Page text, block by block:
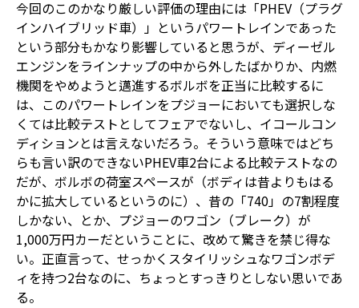
今回のこのかなり厳しい評価の理由には「PHEV（プラグ
インハイブリッド車）」というパワートレインであった
という部分もかなり影響していると思うが、ディーゼル
エンジンをラインナップの中から外したばかりか、内燃
機関をやめようと邁進するボルボを正当に比較するに
は、このパワートレインをプジョーにおいても選択しな
くては比較テストとしてフェアでないし、イコールコン
ディションとは言えないだろう。そういう意味ではどち
らも言い訳のできないPHEV車2台による比較テストなの
だが、ボルボの荷室スペースが（ボディは昔よりもはる
かに拡大しているというのに）、昔の「740」の7割程度
しかない、とか、プジョーのワゴン（ブレーク）が
1,000万円カーだということに、改めて驚きを禁じ得な
い。正直言って、せっかくスタイリッシュなワゴンボデ
ィを持つ2台なのに、ちょっとすっきりとしない思いであ
る。